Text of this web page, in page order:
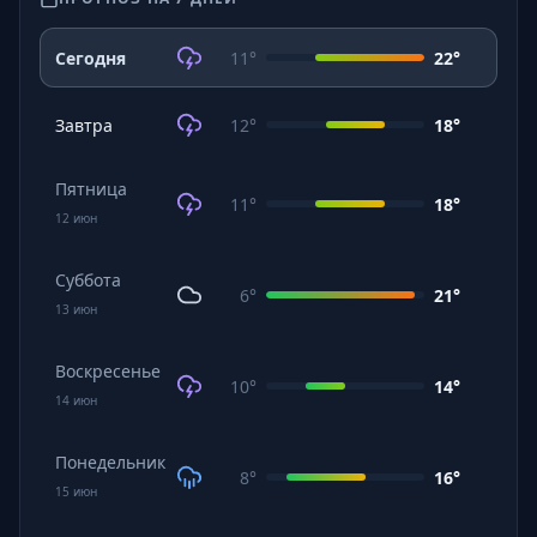
Сегодня 11 ° 22°
Завтра 12° 18°
Пятница
12 июн
11 ° 18°
Суббота
13 июн
6° 21°
Воскресенье
14 июн
10° 14°
Понедельник
15 июн
8° 16°